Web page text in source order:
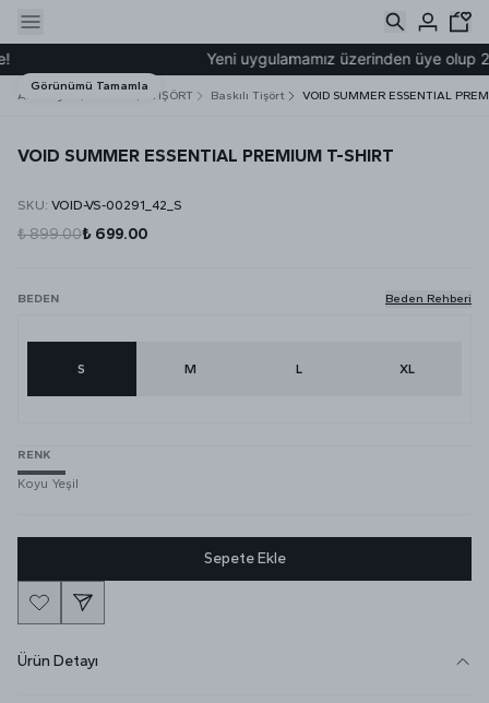
Yeni uygulamamız üzerinden üye olup
Ana Sayfa TİŞÖRT Baskılı Tişört VOID SUMMER ESSENTIAL
Görünümü Tamamla
VOID SUMMER ESSENTIAL PREMIUM T-SHIRT
SKU: VOID-VS-00291_42_S
₺ 899.00₺ 699.00
BEDEN Beden Rehberi
S M L XL
RENK
Koyu Yeşil
Sepete Ekle
Ürün Detayı